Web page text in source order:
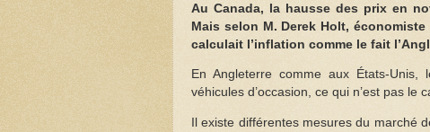
Au Canada, la hausse des prix en
Mais selon M. Derek Holt,
calculait l’inflation comme le fait
En Angleterre comme aux États-
véhicules d’occasion, ce qui n’est pas le
Il existe différentes mesures du marché